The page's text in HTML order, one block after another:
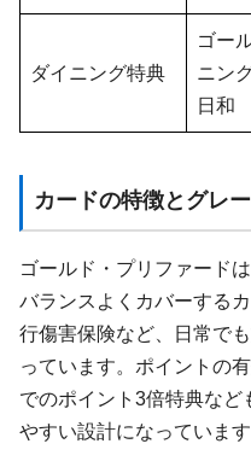
ダイニング特典
ゴー
ニン
日和
カードの特徴とグレ
ゴールド・プリファード
バランスよくカバーする
行傷害保険など、日常で
っています。ポイントの
でのポイント3倍特典な
やすい設計になっています